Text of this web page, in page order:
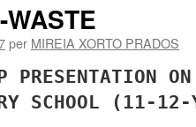
per MIREIA XORTO PRADOS
PRESENTATION
SCHOOL (11-12-